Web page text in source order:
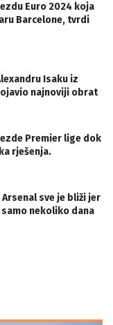
Euro 2024 koja
Barcelone, tvrdi
Isaku iz
najnoviji obrat
Premier lige dok
rješenja.
sve je bliži jer
nekoliko dana